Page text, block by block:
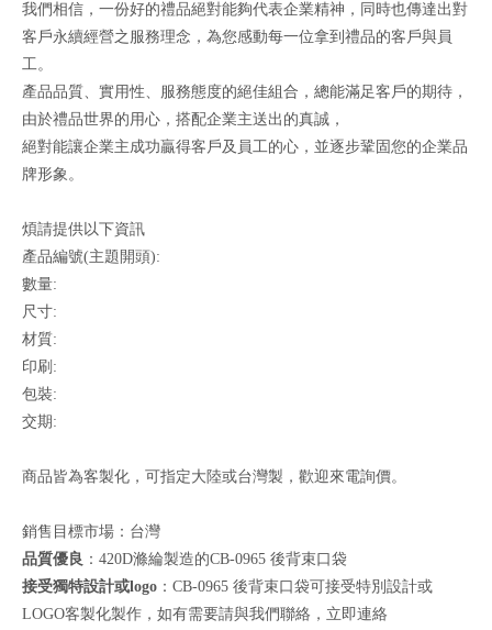
我們相信，一份好的禮品絕對能夠代表企業精神，同時也傳達出對
客戶永續經營之服務理念，為您感動每一位拿到禮品的客戶與員
工。
產品品質、實用性、服務態度的絕佳組合，總能滿足客戶的期待，
由於禮品世界的用心，搭配企業主送出的真誠，
絕對能讓企業主成功贏得客戶及員工的心，並逐步鞏固您的企業品
牌形象。
煩請提供以下資訊
產品編號(主題開頭):
數量:
尺寸:
材質:
印刷:
包裝:
交期:
商品皆為客製化，可指定大陸或台灣製，歡迎來電詢價。
銷售目標市場：台灣
品質優良 ：420D滌綸製造的CB-0965 後背束口袋
接受獨特設計或logo ：CB-0965 後背束口袋可接受特別設計或
LOGO客製化製作，如有需要請與我們聯絡， 立即連絡